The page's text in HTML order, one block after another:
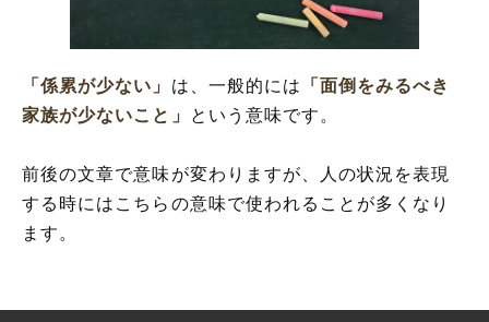
「係累が少ない」 は、一般的には
「面倒をみるべき
家族が少ないこと」
という意味です。
前後の文章で意味が変わりますが、人の状況を表現
する時にはこちらの意味で使われることが多くなり
ます。